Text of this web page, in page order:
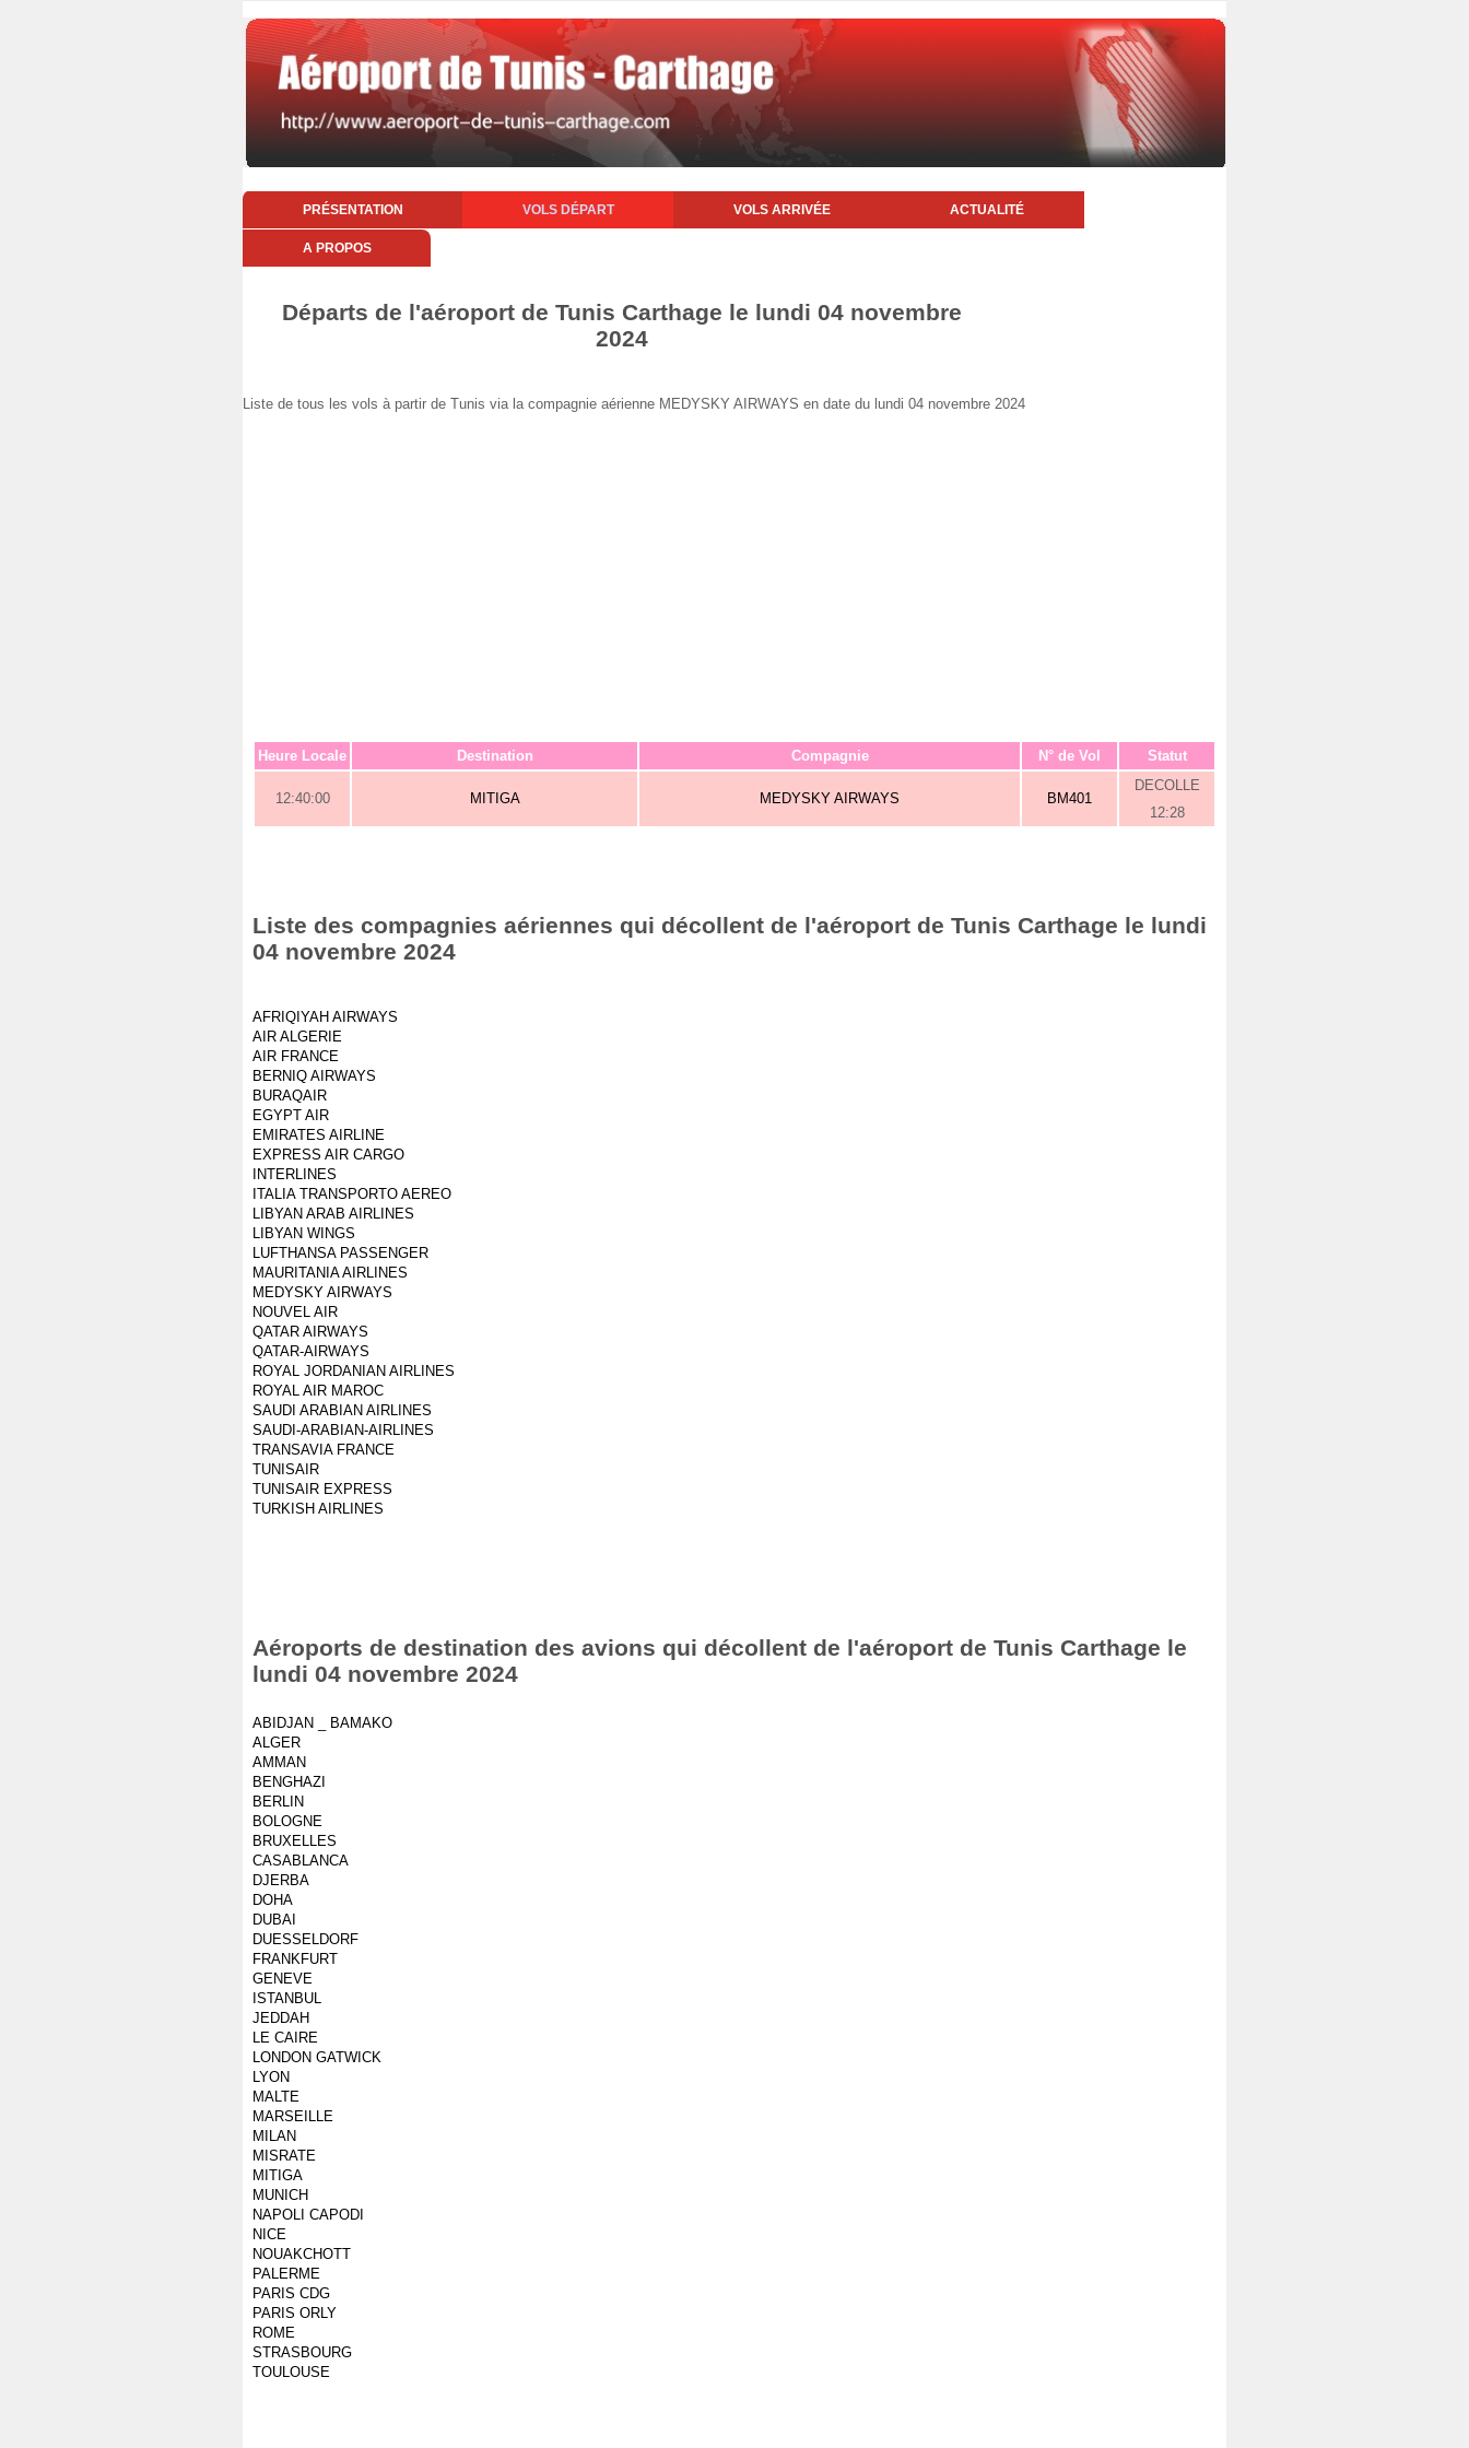
PRÉSENTATION VOLS DÉPART VOLS ARRIVÉE ACTUALITÉ
A PROPOS
Départs de l'aéroport de Tunis Carthage le lundi 04 novembre
2024
Liste de tous les vols à partir de Tunis via la compagnie aérienne MEDYSKY AIRWAYS en date du lundi 04 novembre 2024
Heure Locale Destination Compagnie N° de Vol Statut
12:40:00 MITIGA MEDYSKY AIRWAYS BM401
DECOLLE
12:28
Liste des compagnies aériennes qui décollent de l'aéroport de Tunis Carthage le lundi
04 novembre 2024
AFRIQIYAH AIRWAYS
AIR ALGERIE
AIR FRANCE
BERNIQ AIRWAYS
BURAQAIR
EGYPT AIR
EMIRATES AIRLINE
EXPRESS AIR CARGO
INTERLINES
ITALIA TRANSPORTO AEREO
LIBYAN ARAB AIRLINES
LIBYAN WINGS
LUFTHANSA PASSENGER
MAURITANIA AIRLINES
MEDYSKY AIRWAYS
NOUVEL AIR
QATAR AIRWAYS
QATAR-AIRWAYS
ROYAL JORDANIAN AIRLINES
ROYAL AIR MAROC
SAUDI ARABIAN AIRLINES
SAUDI-ARABIAN-AIRLINES
TRANSAVIA FRANCE
TUNISAIR
TUNISAIR EXPRESS
TURKISH AIRLINES
Aéroports de destination des avions qui décollent de l'aéroport de Tunis Carthage le
lundi 04 novembre 2024
ABIDJAN _ BAMAKO
ALGER
AMMAN
BENGHAZI
BERLIN
BOLOGNE
BRUXELLES
CASABLANCA
DJERBA
DOHA
DUBAI
DUESSELDORF
FRANKFURT
GENEVE
ISTANBUL
JEDDAH
LE CAIRE
LONDON GATWICK
LYON
MALTE
MARSEILLE
MILAN
MISRATE
MITIGA
MUNICH
NAPOLI CAPODI
NICE
NOUAKCHOTT
PALERME
PARIS CDG
PARIS ORLY
ROME
STRASBOURG
TOULOUSE